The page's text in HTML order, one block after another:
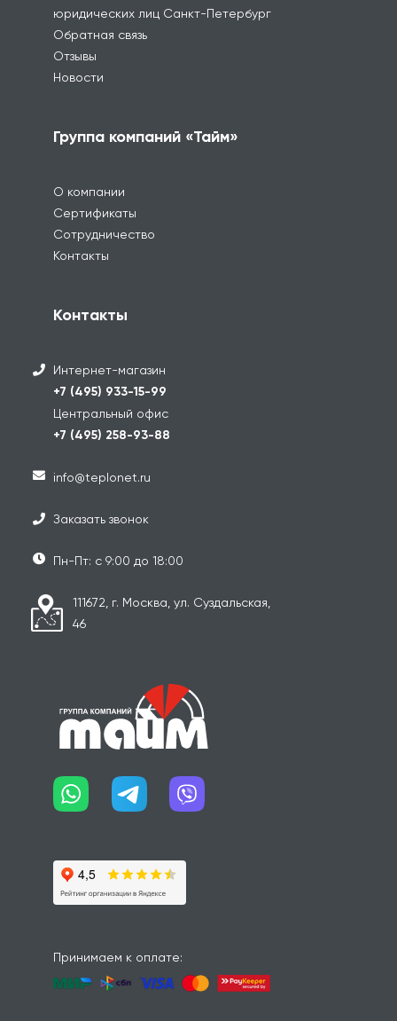
юридических лиц Санкт-Петербург
Обратная связь
Отзывы
Новости
Группа компаний «Тайм»
О компании
Сертификаты
Сотрудничество
Контакты
Контакты
Интернет-магазин
+7 (495) 933-15-99
Центральный офис
+7 (495) 258-93-88
info@teplonet.ru
Заказать звонок
Пн-Пт: с 9:00 до 18:00
111672, г. Москва, ул. Суздальская,
46
Принимаем к оплате: